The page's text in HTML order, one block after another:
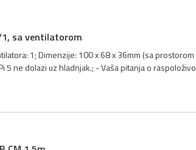
sa ventilatorom
1; Dimenzije: 100 x 68 x 36mm (sa prostorom
5 ne dolazi uz hladnjak.; - Vaša pitanja o